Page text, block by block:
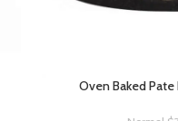
Oven Baked Pate